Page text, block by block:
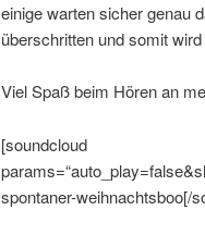
einige warten sicher genau
überschritten und somit
Viel Spaß beim Hören an
[soundcloud
spontaner-weihnachtsboo[/